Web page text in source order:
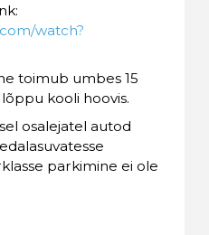
watch?
toimub umbes 15
kooli hoovis.
osalejatel autod
parkimine ei ole